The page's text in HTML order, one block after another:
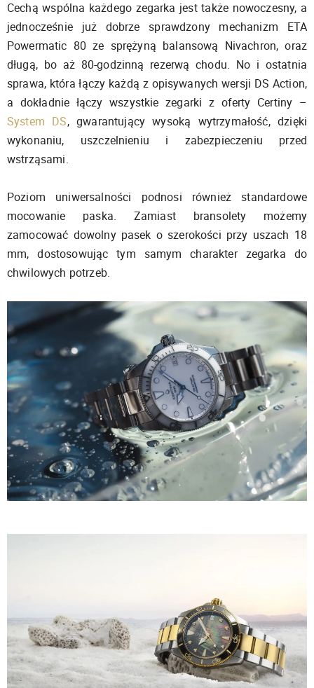
Cechą wspólna każdego zegarka jest także nowoczesny, a
jednocześnie już dobrze sprawdzony mechanizm ETA
Powermatic 80 ze sprężyną balansową Nivachron, oraz
długą, bo aż 80-godzinną rezerwą chodu. No i ostatnia
sprawa, która łączy każdą z opisywanych wersji DS Action,
a dokładnie łączy wszystkie zegarki z oferty Certiny –
System DS, gwarantujący wysoką wytrzymałość, dzięki
wykonaniu, uszczelnieniu i zabezpieczeniu przed
wstrząsami.
Poziom uniwersalności podnosi również standardowe
mocowanie paska. Zamiast bransolety możemy
zamocować dowolny pasek o szerokości przy uszach 18
mm, dostosowując tym samym charakter zegarka do
chwilowych potrzeb.